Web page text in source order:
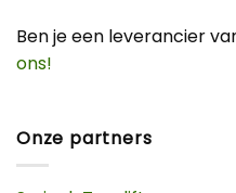
Ben je een leverancier
ons!
Onze partners